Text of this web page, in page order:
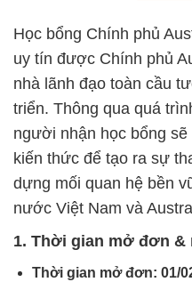
Học bổng Chính phủ
uy tín được Chính phủ
nhà lãnh đạo toàn cầu
triển. Thông qua quá
người nhận học bổng
kiến thức để tạo ra sự
dựng mối quan hệ bền
nước Việt Nam và
1. Thời gian mở đơn &
Thời gian mở đơn: 01/